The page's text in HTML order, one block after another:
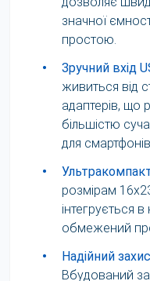
значної
простою.
•
Зручний вхід
живиться від
адаптерів, що
більшістю
для
•
розмірам
інтегрується
обмежений
•
Надійний
Вбудований